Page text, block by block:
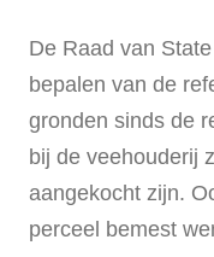
De Raad van
bepalen van de
gronden sinds de
bij de veehouderij
aangekocht zijn.
perceel bemest